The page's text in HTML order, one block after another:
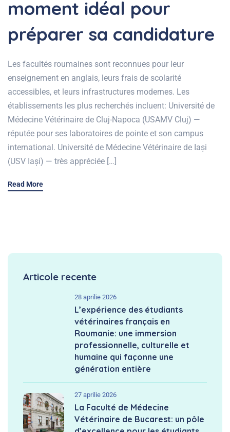
moment idéal pour
préparer sa candidature
Les facultés roumaines sont reconnues pour leur
enseignement en anglais, leurs frais de scolarité
accessibles, et leurs infrastructures modernes. Les
établissements les plus recherchés incluent: Université de
Médecine Vétérinaire de Cluj-Napoca (USAMV Cluj) —
réputée pour ses laboratoires de pointe et son campus
international. Université de Médecine Vétérinaire de Iași
(USV Iași) — très appréciée […]
Read More
Articole recente
28 aprilie 2026
L’expérience des étudiants
vétérinaires français en
Roumanie: une immersion
professionnelle, culturelle et
humaine qui façonne une
génération entière
27 aprilie 2026
La Faculté de Médecine
Vétérinaire de Bucarest: un pôle